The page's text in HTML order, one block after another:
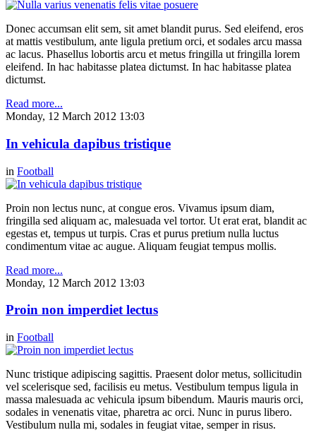
Donec accumsan elit sem, sit amet blandit purus. Sed eleifend, eros
at mattis vestibulum, ante ligula pretium orci, et sodales arcu massa
ac lacus. Phasellus lobortis arcu et metus fringilla ut fringilla lorem
eleifend. In hac habitasse platea dictumst. In hac habitasse platea
dictumst.
Read more...
Monday, 12 March 2012 13:03
In vehicula dapibus tristique
in Football
Proin non lectus nunc, at congue eros. Vivamus ipsum diam,
fringilla sed aliquam ac, malesuada vel tortor. Ut erat erat, blandit ac
egestas et, tempus ut turpis. Cras et purus pretium nulla luctus
condimentum vitae ac augue. Aliquam feugiat tempus mollis.
Read more...
Monday, 12 March 2012 13:03
Proin non imperdiet lectus
in Football
Nunc tristique adipiscing sagittis. Praesent dolor metus, sollicitudin
vel scelerisque sed, facilisis eu metus. Vestibulum tempus ligula in
massa malesuada ac vehicula ipsum bibendum. Mauris mauris orci,
sodales in venenatis vitae, pharetra ac orci. Nunc in purus libero.
Vestibulum nulla mi, sodales in feugiat vitae, semper in risus.